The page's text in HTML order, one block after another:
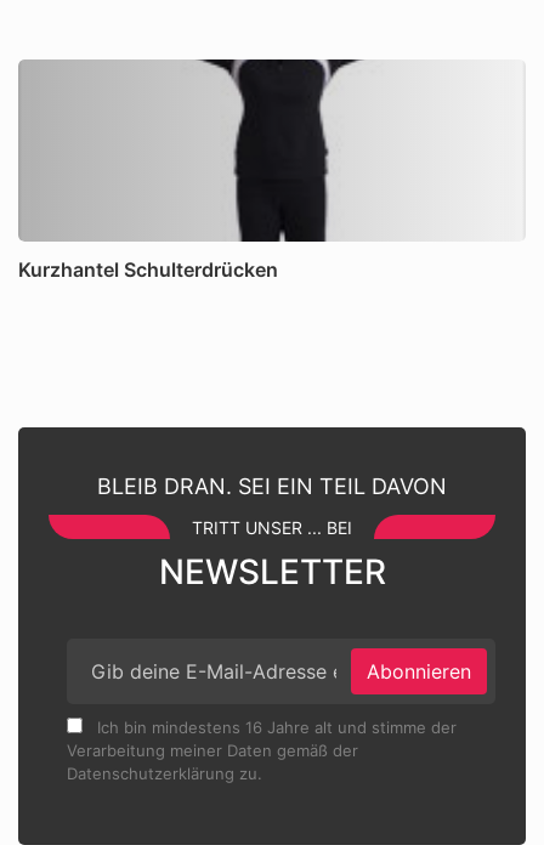
Kurzhantel Schulterdrücken
BLEIB DRAN. SEI EIN TEIL DAVON
TRITT UNSER ... BEI
NEWSLETTER
Abonnieren
Ich bin mindestens 16 Jahre alt und stimme der
Verarbeitung meiner Daten gemäß der
Datenschutzerklärung zu.